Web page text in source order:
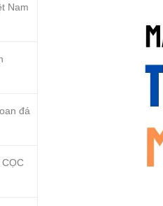
Nam
đá
CỌC